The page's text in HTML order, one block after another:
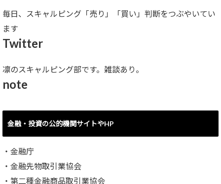
毎日、スキャルピング「売り」「買い」判断をつぶやいてい
ます
Twitter
凛のスキャルピング部です。雑談あり。
note
金融・投資の公的機関サイトやHP
・ 金融庁
・ 金融先物取引業協会
・ 第二種金融商品取引業協会